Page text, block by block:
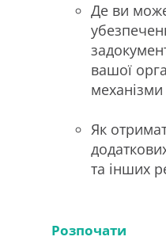
Де ви
вашої
Як
та інших
Розпочати